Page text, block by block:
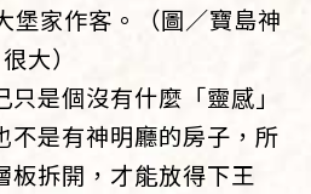
家作客。（圖／寶島神
很大）
是個沒有什麼「靈感」
不是有神明廳的房子，所
板拆開，才能放得下王